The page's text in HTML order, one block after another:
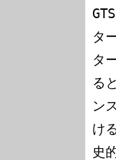
タ
タ
る
ン
け
史